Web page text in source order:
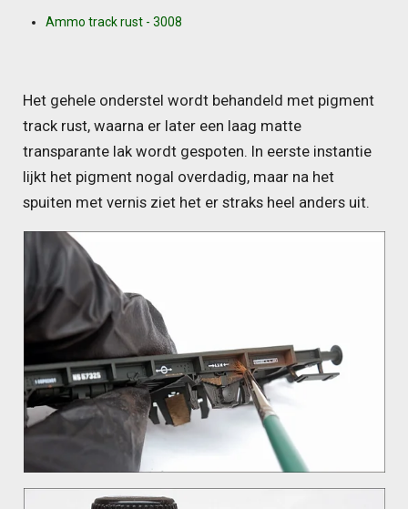
Ammo track rust - 3008
Het gehele onderstel wordt behandeld met pigment
track rust, waarna er later een laag matte
transparante lak wordt gespoten. In eerste instantie
lijkt het pigment nogal overdadig, maar na het
spuiten met vernis ziet het er straks heel anders uit.